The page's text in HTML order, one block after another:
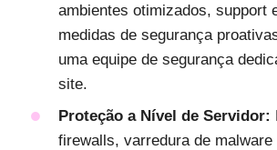
ambientes otimizados, support
medidas de segurança
uma equipe de segurança
site.
Proteção a Nível de Servidor:
firewalls, varredura de